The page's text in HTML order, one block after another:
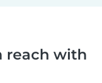
reach with